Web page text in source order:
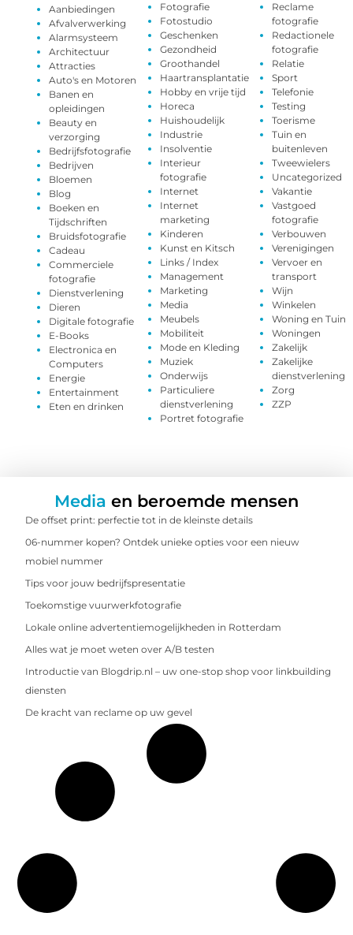
Aanbiedingen
Afvalverwerking
Alarmsysteem
Architectuur
Attracties
Auto's en Motoren
Banen en
opleidingen
Beauty en
verzorging
Bedrijfsfotografie
Bedrijven
Bloemen
Blog
Boeken en
Tijdschriften
Bruidsfotografie
Cadeau
Commerciele
fotografie
Dienstverlening
Dieren
Digitale fotografie
E-Books
Electronica en
Computers
Energie
Entertainment
Eten en drinken
Fotografie
Fotostudio
Geschenken
Gezondheid
Groothandel
Haartransplantatie
Hobby en vrije tijd
Horeca
Huishoudelijk
Industrie
Insolventie
Interieur
fotografie
Internet
Internet
marketing
Kinderen
Kunst en Kitsch
Links / Index
Management
Marketing
Media
Meubels
Mobiliteit
Mode en Kleding
Muziek
Onderwijs
Particuliere
dienstverlening
Portret fotografie
Reclame
fotografie
Redactionele
fotografie
Relatie
Sport
Telefonie
Testing
Toerisme
Tuin en
buitenleven
Tweewielers
Uncategorized
Vakantie
Vastgoed
fotografie
Verbouwen
Verenigingen
Vervoer en
transport
Wijn
Winkelen
Woning en Tuin
Woningen
Zakelijk
Zakelijke
dienstverlening
Zorg
ZZP
Media en beroemde mensen
De offset print: perfectie tot in de kleinste details
06-nummer kopen? Ontdek unieke opties voor een nieuw
mobiel nummer
Tips voor jouw bedrijfspresentatie
Toekomstige vuurwerkfotografie
Lokale online advertentiemogelijkheden in Rotterdam
Alles wat je moet weten over A/B testen
Introductie van Blogdrip.nl – uw one-stop shop voor linkbuilding
diensten
De kracht van reclame op uw gevel